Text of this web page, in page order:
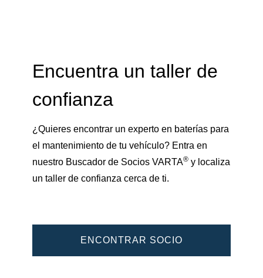
Encuentra un taller de
confianza
¿Quieres encontrar un experto en baterías para
el mantenimiento de tu vehículo? Entra en
nuestro Buscador de Socios VARTA® y localiza
un taller de confianza cerca de ti.
ENCONTRAR SOCIO